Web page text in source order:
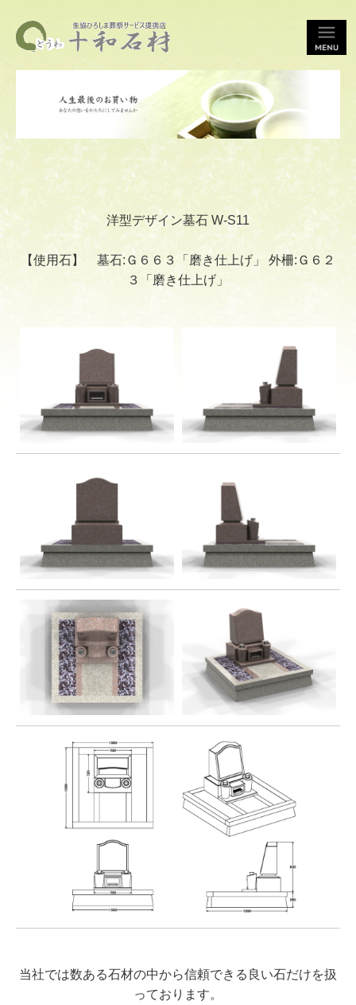
洋型デザイン墓石 W-S11
【使用石】 墓石:Ｇ６６３「磨き仕上げ」 外柵:Ｇ６２
３「磨き仕上げ」
当社では数ある石材の中から信頼できる良い石だけを扱
っております。